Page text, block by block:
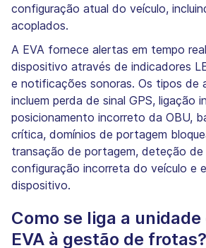
configuração atual do veículo,
acoplados.
A EVA fornece alertas em tempo
dispositivo através de indicadores
e notificações sonoras. Os tipos de
incluem perda de sinal GPS, ligação
posicionamento incorreto da OBU,
crítica, domínios de portagem
transação de portagem, deteção de
configuração incorreta do veículo e
dispositivo.
Como se liga a unidade
EVA à gestão de frotas?